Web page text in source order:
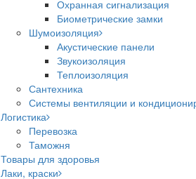
Охранная сигнализация
Биометрические замки
Шумоизоляция
Акустические панели
Звукоизоляция
Теплоизоляция
Сантехника
Системы вентиляции и
Логистика
Перевозка
Таможня
Товары для здоровья
Лаки, краски